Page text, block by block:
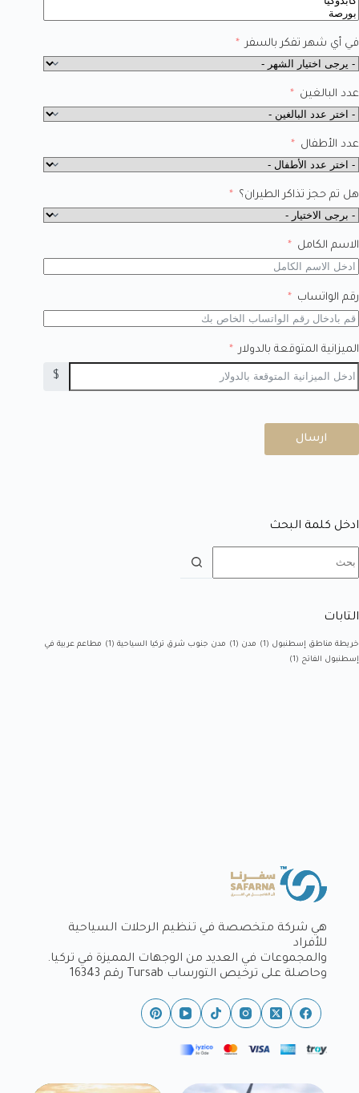
في أي شهر تفكر بالسفر
عدد البالغين
عدد الأطفال
هل تم حجز تذاكر الطيران؟
الاسم الكامل
رقم الواتساب
الميزانية المتوقعة بالدولار
$
ارسال
ادخل كلمة البحث
التابات
خريطة مناطق إسطنبول (1) مدن (1) مدن جنوب شرق تركيا السياحية (1)
مطاعم عربية في
إسطنبول الفاتح (1)
هي شركة متخصصة في تنظيم الرحلات السياحية
للأفراد
والمجموعات في العديد من الوجهات المميزة في تركيا.
وحاصلة على ترخيص التورساب Tursab رقم 16343